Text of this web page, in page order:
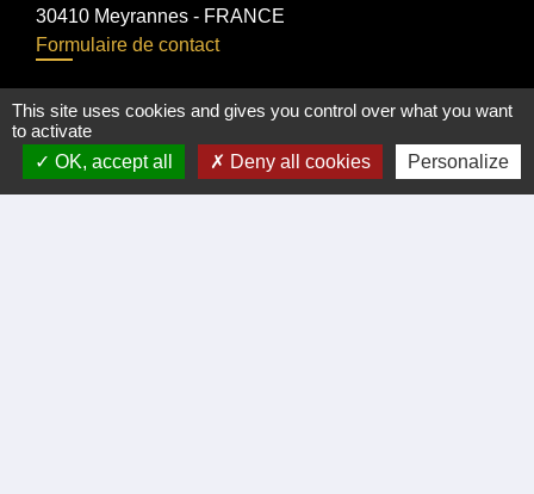
30410 Meyrannes - FRANCE
Formulaire de contact
tél. 04 66 24 05 02
Facebook
This site uses cookies and gives you control over what you want
to activate
OK, accept all
Deny all cookies Personalize